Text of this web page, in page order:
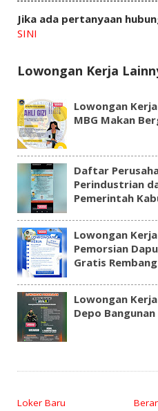
Jika ada pertanyaan
SINI
Lowongan Kerja
Lowongan
MBG Makan
Daftar
Perindustrian
Pemerintah
Lowongan
Pemorsian
Gratis Rembang
Lowongan
Depo
Loker Baru